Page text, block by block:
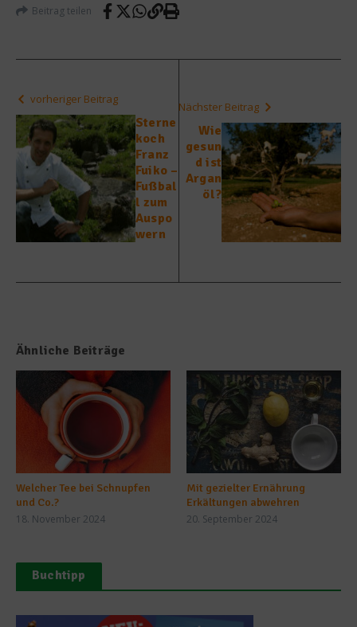
Beitrag teilen
vorheriger Beitrag
Sterne
koch
Franz
Fuiko –
Fußbal
l zum
Auspo
wern
Nächster Beitrag
Wie
gesun
d ist
Argan
öl?
Ähnliche Beiträge
Welcher Tee bei Schnupfen
und Co.?
18. November 2024
Mit gezielter Ernährung
Erkältungen abwehren
20. September 2024
Buchtipp